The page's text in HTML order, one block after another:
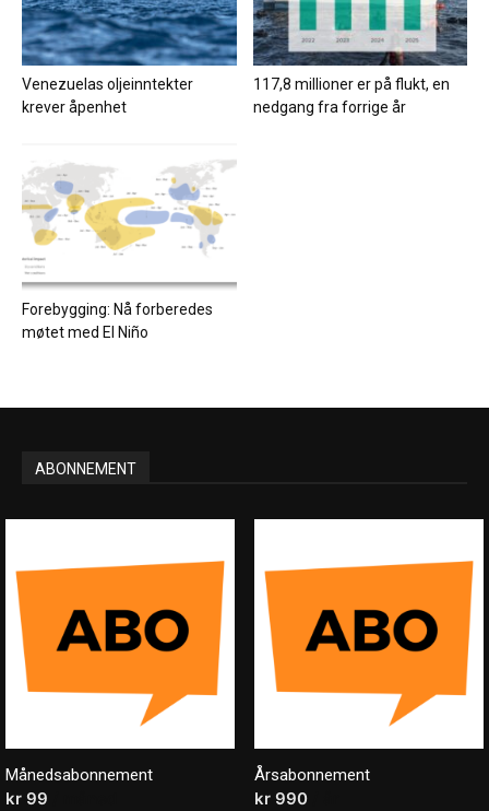
Venezuelas oljeinntekter
krever åpenhet
117,8 millioner er på flukt, en
nedgang fra forrige år
Forebygging: Nå forberedes
møtet med El Niño
ABONNEMENT
Månedsabonnement
kr 99
Årsabonnement
kr990